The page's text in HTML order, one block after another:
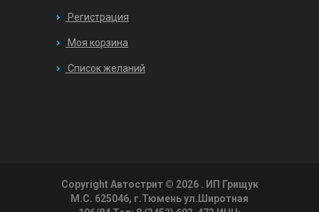
Регистрация
Моя корзина
Список желаний
Copyright Автострит © 2026 . ИП Грищук
М.С. 625046, г.Тюмень ул.Широтная